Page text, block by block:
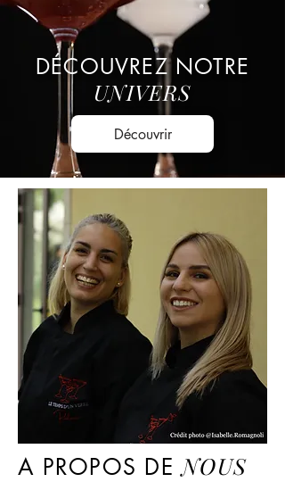
DÉCOUVREZ NOTRE
UNIVERS
Découvrir
A PROPOS DENOUS